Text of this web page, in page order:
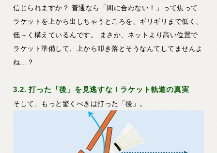
信じられますか？ 普通なら「間に合わない！」って焦って
ラケットを上から出しちゃうところを、ギリギリまで低く、
低～く構えているんです。
まさか、ネットより高い位置で
ラケット準備して、上から叩き落とそうなんてしてませんよ
ね…？
3.2. 打った「後」を見逃すな！ラケット軌道の真実
そして、もっと驚くべきは打った「後」。